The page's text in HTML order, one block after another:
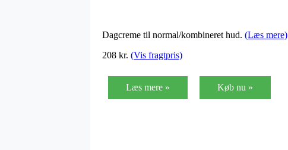
Dagcreme til normal/kombineret hud. (Læs mere)
208 kr. (Vis fragtpris)
Læs mere » Køb nu »